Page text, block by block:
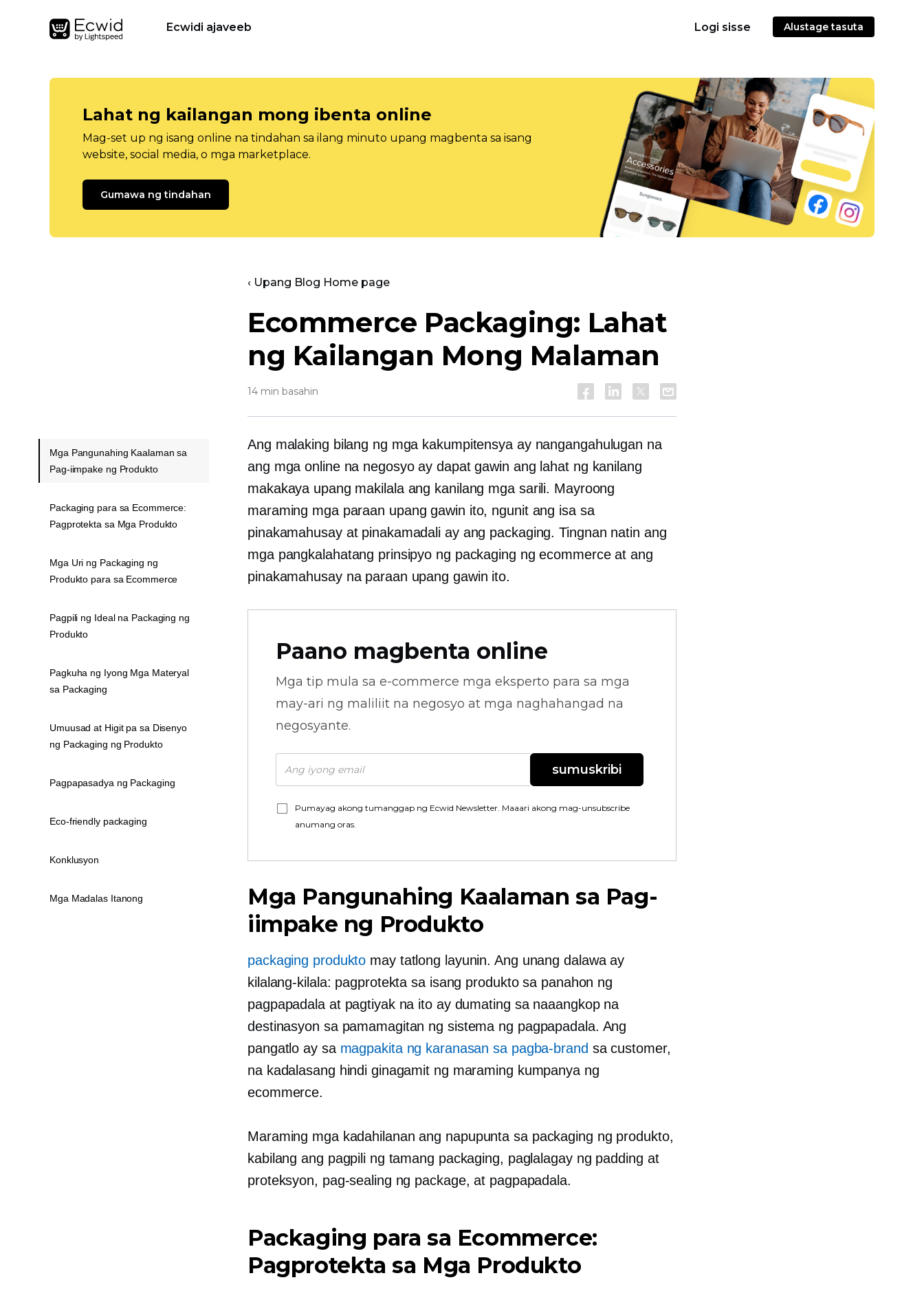
Ecwidi ajaveeb Logi sisse Alustage tasuta
Lahat ng kailangan mong ibenta online
Mag-set up ng isang online na tindahan sa ilang minuto upang magbenta sa isang
website, social media, o mga marketplace.
Gumawa ng tindahan
‹ Upang Blog Home page
Ecommerce Packaging: Lahat
ng Kailangan Mong Malaman
14 min basahin
Ang malaking bilang ng mga kakumpitensya ay nangangahulugan na
ang mga online na negosyo ay dapat gawin ang lahat ng kanilang
makakaya upang makilala ang kanilang mga sarili. Mayroong
maraming mga paraan upang gawin ito, ngunit ang isa sa
pinakamahusay at pinakamadali ay ang packaging. Tingnan natin ang
mga pangkalahatang prinsipyo ng packaging ng ecommerce at ang
pinakamahusay na paraan upang gawin ito.
Paano magbenta online
Mga tip mula sa e-commerce mga eksperto para sa mga
may-ari ng maliliit na negosyo at mga naghahangad na
negosyante.
sumuskribi
Pumayag akong tumanggap ng Ecwid Newsletter. Maaari akong mag-unsubscribe
anumang oras.
Mga Pangunahing Kaalaman sa Pag-
iimpake ng Produkto
packaging produkto may tatlong layunin. Ang unang dalawa ay
kilalang-kilala: pagprotekta sa isang produkto sa panahon ng
pagpapadala at pagtiyak na ito ay dumating sa naaangkop na
destinasyon sa pamamagitan ng sistema ng pagpapadala. Ang
pangatlo ay sa magpakita ng karanasan sa pagba-brand sa customer,
na kadalasang hindi ginagamit ng maraming kumpanya ng
ecommerce.
Maraming mga kadahilanan ang napupunta sa packaging ng produkto,
kabilang ang pagpili ng tamang packaging, paglalagay ng padding at
proteksyon, pag-sealing ng package, at pagpapadala.
Packaging para sa Ecommerce:
Pagprotekta sa Mga Produkto
Mga Pangunahing Kaalaman sa
Pag-iimpake ng Produkto
Packaging para sa Ecommerce:
Pagprotekta sa Mga Produkto
Mga Uri ng Packaging ng
Produkto para sa Ecommerce
Pagpili ng Ideal na Packaging ng
Produkto
Pagkuha ng Iyong Mga Materyal
sa Packaging
Umuusad at Higit pa sa Disenyo
ng Packaging ng Produkto
Pagpapasadya ng Packaging
Eco-friendly packaging
Konklusyon
Mga Madalas Itanong